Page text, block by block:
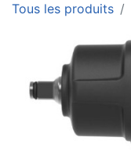
Tous les produits